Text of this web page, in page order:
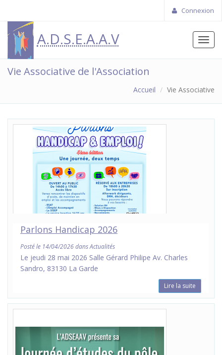
Connexion
A.D.S.E.A.A.V
Vie Associative de l'Association
Accueil Vie Associative
Parlons Handicap 2026
Posté le 14/04/2026 dans Actualités
Le jeudi 28 mai 2026 Salle Gérard Philipe Av. Charles
Sandro, 83130 La Garde
Lire la suite